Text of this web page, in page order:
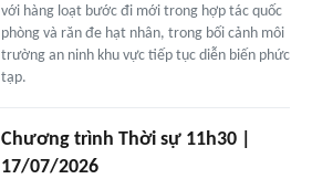
với hàng loạt bước đi mới trong hợp tác quốc
phòng và răn đe hạt nhân, trong bối cảnh môi
trường an ninh khu vực tiếp tục diễn biến phức
tạp.
Chương trình Thời sự 11h30 |
17/07/2026